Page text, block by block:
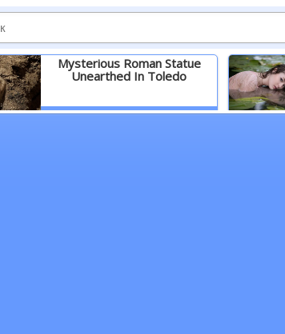
Mysterious Roman Statue
Unearthed In Toledo
Детальніше